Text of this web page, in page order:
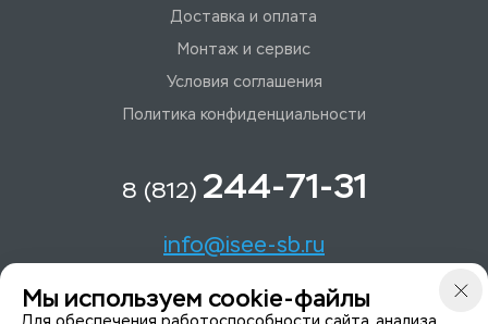
Доставка и оплата
Монтаж и сервис
Условия соглашения
Политика конфиденциальности
8 (812) 244-71-31
info@isee-sb.ru
Светлановский пр-кт, д. 70, корп. 1
Мы используем cookie-файлы